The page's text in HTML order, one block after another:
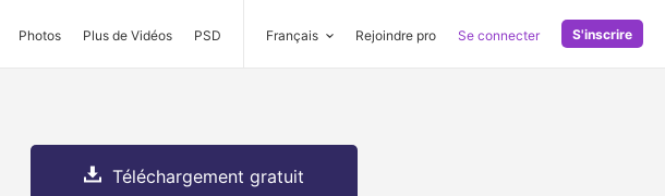
Photos Plus de Vidéos PSD Français Rejoindre pro Se connecter S'inscrire
Téléchargement gratuit